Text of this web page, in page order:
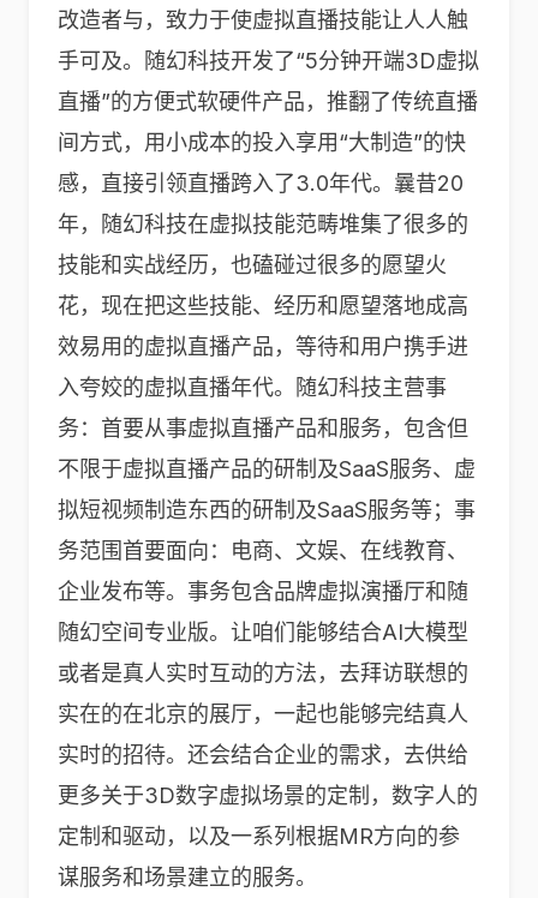
改造者与，致力于使虚拟直播技能让人人触
手可及。随幻科技开发了“5分钟开端3D虚拟
直播”的方便式软硬件产品，推翻了传统直播
间方式，用小成本的投入享用“大制造”的快
感，直接引领直播跨入了3.0年代。曩昔20
年，随幻科技在虚拟技能范畴堆集了很多的
技能和实战经历，也磕碰过很多的愿望火
花，现在把这些技能、经历和愿望落地成高
效易用的虚拟直播产品，等待和用户携手进
入夸姣的虚拟直播年代。随幻科技主营事
务：首要从事虚拟直播产品和服务，包含但
不限于虚拟直播产品的研制及SaaS服务、虚
拟短视频制造东西的研制及SaaS服务等；事
务范围首要面向：电商、文娱、在线教育、
企业发布等。事务包含品牌虚拟演播厅和随
随幻空间专业版。让咱们能够结合AI大模型
或者是真人实时互动的方法，去拜访联想的
实在的在北京的展厅，一起也能够完结真人
实时的招待。还会结合企业的需求，去供给
更多关于3D数字虚拟场景的定制，数字人的
定制和驱动，以及一系列根据MR方向的参
谋服务和场景建立的服务。